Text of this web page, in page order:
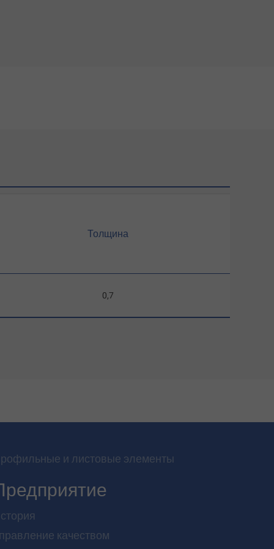
Толщина
0,7
и листовые элементы
качеством